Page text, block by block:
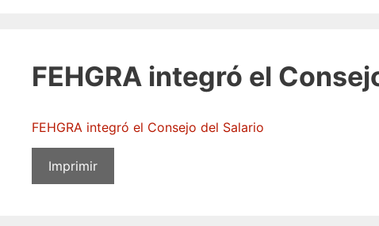
FEHGRA integró el
FEHGRA integró el Consejo del Salario
Imprimir